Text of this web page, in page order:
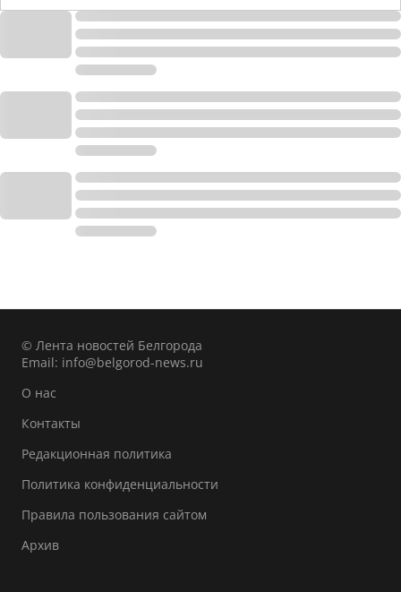
© Лента новостей Белгорода
Email: info@belgorod-news.ru
О нас
Контакты
Редакционная политика
Политика конфиденциальности
Правила пользования сайтом
Архив